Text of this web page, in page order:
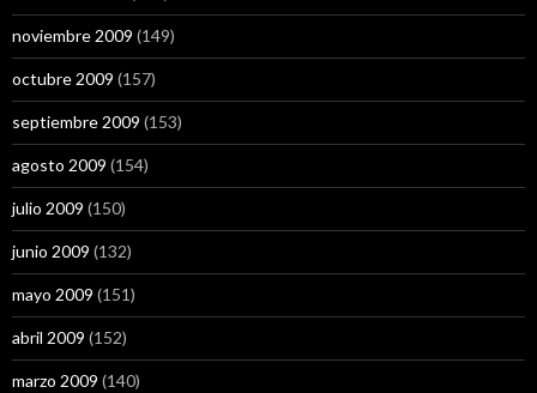
noviembre 2009 (149)
octubre 2009 (157)
septiembre 2009 (153)
agosto 2009 (154)
julio 2009 (150)
junio 2009 (132)
mayo 2009 (151)
abril 2009 (152)
marzo 2009 (140)